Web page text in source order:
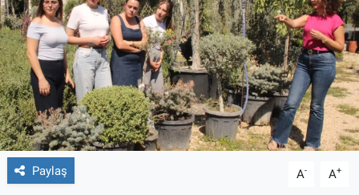
Paylaş A- A+
Köşe Yazıları
Röportaj
Video Galeri
Haber Arşivi